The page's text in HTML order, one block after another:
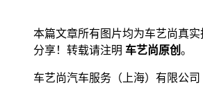
本篇文章所有图片均为车艺尚真
分享！转载请注明 车艺尚原创 。
车艺尚汽车服务（上海）有限公司